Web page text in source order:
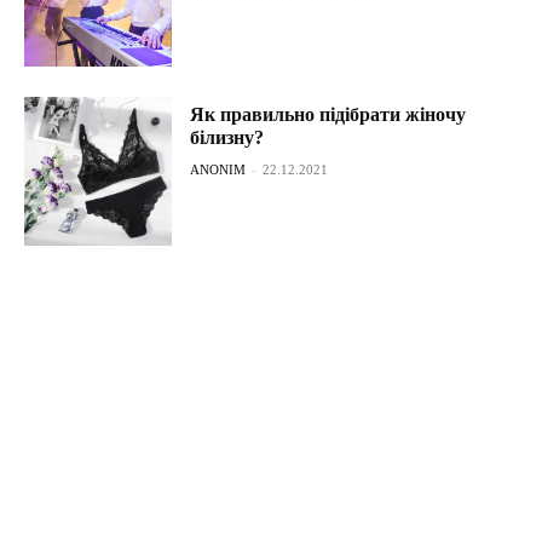
Як правильно підібрати жіночу
білизну?
ANONIM - 22.12.2021